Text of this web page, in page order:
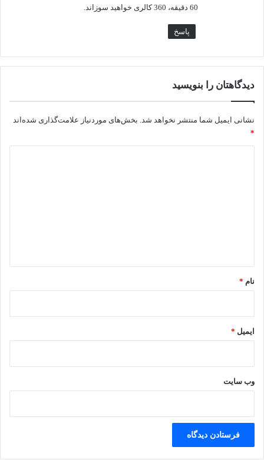
60 دقیقه، 360 کالری خواهید سوزاند.
پاسخ
دیدگاهتان را بنویسید
نشانی ایمیل شما منتشر نخواهد شد. بخش‌های موردنیاز علامت‌گذاری شده‌اند
*
نام *
ایمیل *
وب‌ سایت